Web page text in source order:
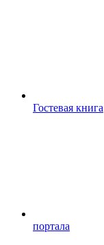
Гостевая книга
портала